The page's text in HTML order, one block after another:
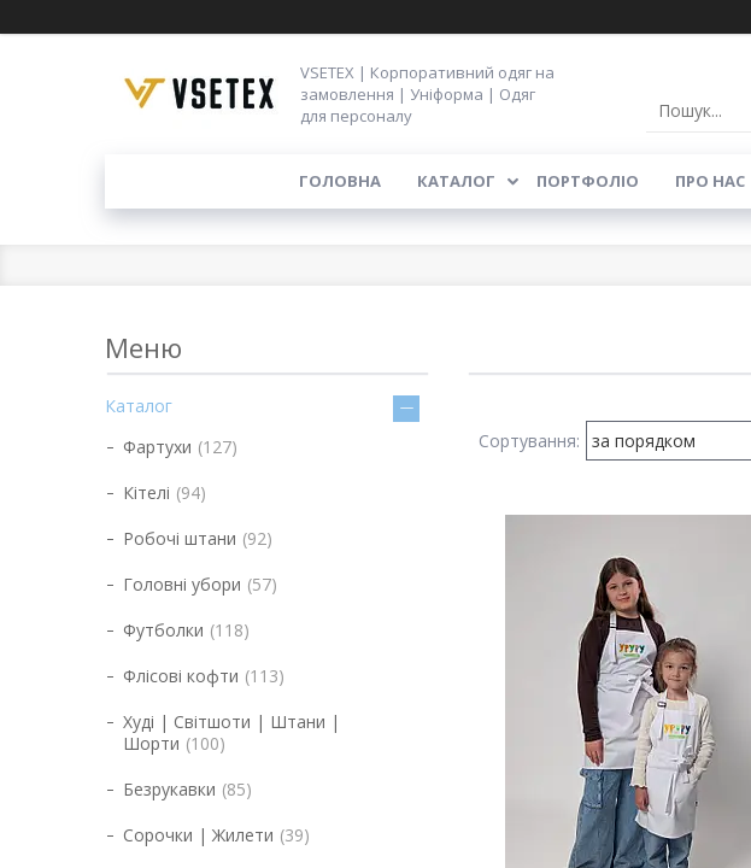
VSETEX | Корпоративний одяг на
замовлення | Уніформа | Одяг
для персоналу
ГОЛОВНА КАТАЛОГ ПОРТФОЛІО ПРО НАС
Каталог
Фартухи 127
Кітелі 94
Робочі штани 92
Головні убори 57
Футболки 118
Флісові кофти 113
Худі | Світшоти | Штани |
Шорти 100
Безрукавки 85
Сорочки | Жилети 39